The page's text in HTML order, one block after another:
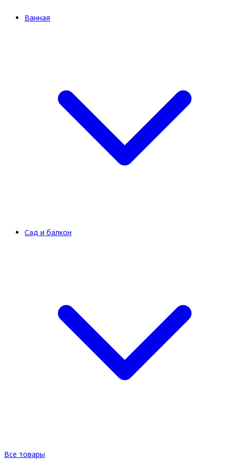
Ванная
Сад и балкон
Все товары